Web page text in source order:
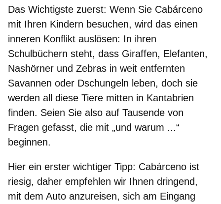
Das Wichtigste zuerst: Wenn Sie Cabárceno
mit Ihren Kindern besuchen, wird das einen
inneren Konflikt auslösen: In ihren
Schulbüchern steht, dass Giraffen, Elefanten,
Nashörner und Zebras in weit entfernten
Savannen oder Dschungeln leben, doch sie
werden all diese Tiere mitten in Kantabrien
finden. Seien Sie also auf Tausende von
Fragen gefasst, die mit „und warum ...“
beginnen.
Hier ein erster wichtiger Tipp: Cabárceno ist
riesig, daher empfehlen wir Ihnen dringend,
mit dem Auto anzureisen, sich am Eingang